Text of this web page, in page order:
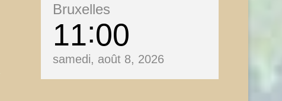
Bruxelles
11 00
samedi, août 8, 2026